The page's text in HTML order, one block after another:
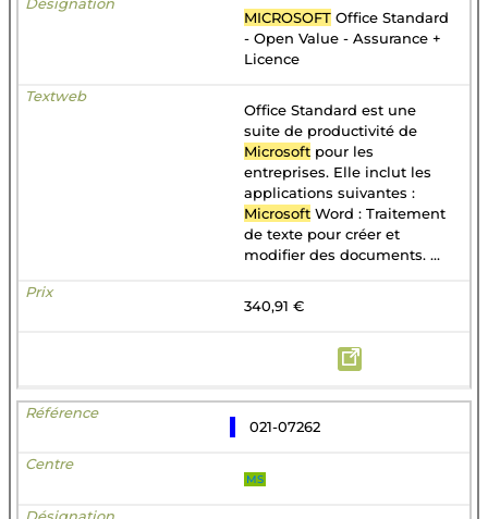
MICROSOFT Office Standard
- Open Value - Assurance +
Licence
Office Standard est une
suite de productivité de
Microsoft pour les
entreprises. Elle inclut les
applications suivantes :
Microsoft Word : Traitement
de texte pour créer et
modifier des documents. ...
340,91 €
021-07262
MS